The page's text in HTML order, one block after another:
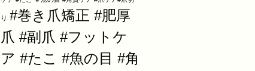
り #巻き爪矯正 #肥厚
爪 #副爪 #フットケ
ア #たこ #魚の目 #角